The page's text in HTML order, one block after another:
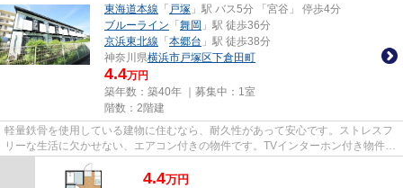
東海道本線 「 戸塚 」駅 バス5分 「宮谷」 停歩4分
ブルーライン 「 舞岡 」駅 徒歩36分
京浜東北線 「 本郷台 」駅 徒歩38分
神奈川県横浜市戸塚区下倉田町
4.4万円
築年数：築40年 ｜募集中： 1室
階数：2階建
軽量鉄骨を使用している建物に住むなら、耐久性があって安心です。ストレスフ
リーな生活に欠かせない、エアコン付きの物件です。TVインターホン付き物件な
ら、急な来訪者の対応も快適...
4.4万円